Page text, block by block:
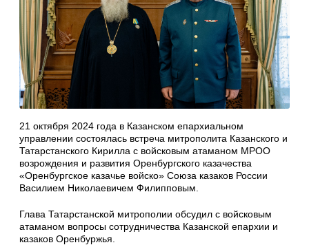
21 октября 2024 года в Казанском епархиальном
управлении состоялась встреча митрополита Казанского и
Татарстанского Кирилла с войсковым атаманом МРОО
возрождения и развития Оренбургского казачества
«Оренбургское казачье войско» Союза казаков России
Василием Николаевичем Филипповым.
Глава Татарстанской митрополии обсудил с войсковым
атаманом вопросы сотрудничества Казанской епархии и
казаков Оренбуржья.